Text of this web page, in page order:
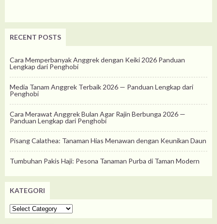
RECENT POSTS
Cara Memperbanyak Anggrek dengan Keiki 2026 Panduan
Lengkap dari Penghobi
Media Tanam Anggrek Terbaik 2026 — Panduan Lengkap dari
Penghobi
Cara Merawat Anggrek Bulan Agar Rajin Berbunga 2026 —
Panduan Lengkap dari Penghobi
Pisang Calathea: Tanaman Hias Menawan dengan Keunikan Daun
Tumbuhan Pakis Haji: Pesona Tanaman Purba di Taman Modern
KATEGORI
Kategori